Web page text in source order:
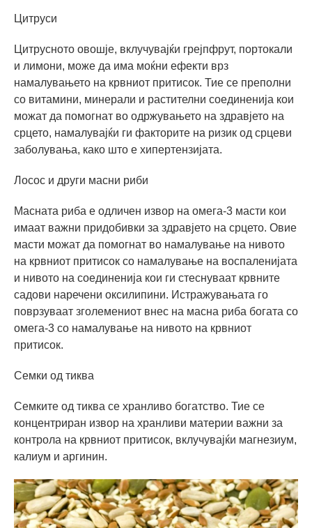
Цитруси
Цитрусното овошје, вклучувајќи грејпфрут, портокали
и лимони, може да има моќни ефекти врз
намалувањето на крвниот притисок. Тие се преполни
со витамини, минерали и растителни соединенија кои
можат да помогнат во одржувањето на здравјето на
срцето, намалувајќи ги факторите на ризик од срцеви
заболувања, како што е хипертензијата.
Лосос и други масни риби
Масната риба е одличен извор на омега-3 масти кои
имаат важни придобивки за здравјето на срцето. Овие
масти можат да помогнат во намалување на нивото
на крвниот притисок со намалување на воспаленијата
и нивото на соединенија кои ги стеснуваат крвните
садови наречени оксилипини. Истражувањата го
поврзуваат зголемениот внес на масна риба богата со
омега-3 со намалување на нивото на крвниот
притисок.
Семки од тиква
Семките од тиква се хранливо богатство. Тие се
концентриран извор на хранливи материи важни за
контрола на крвниот притисок, вклучувајќи магнезиум,
калиум и аргинин.